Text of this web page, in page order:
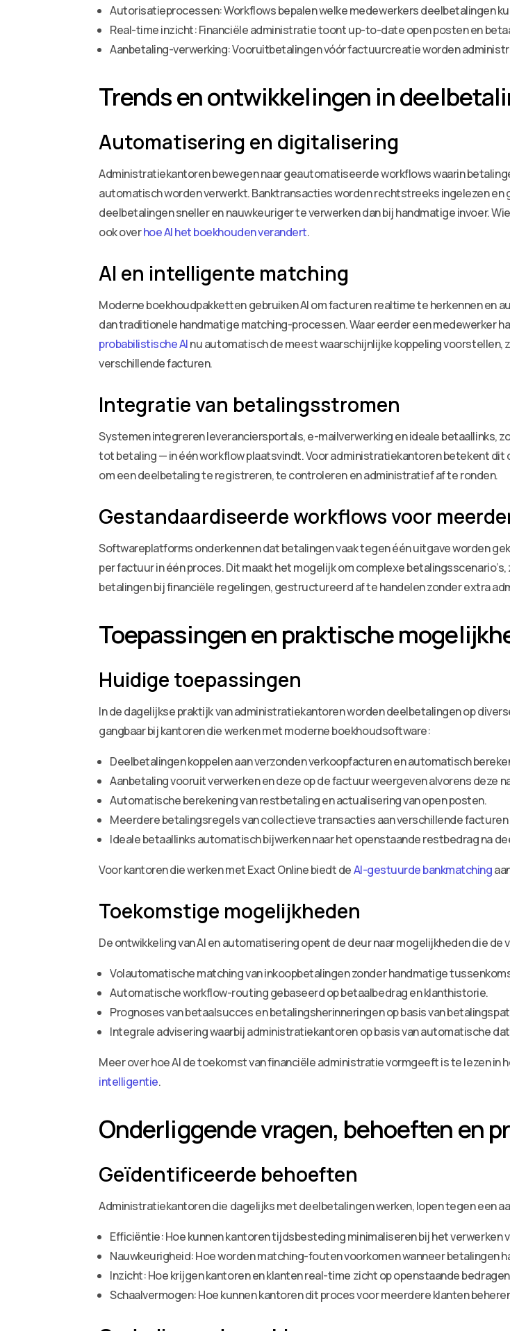
Autorisatieprocessen: Workflows bepalen welke medewerkers deelbetalingen
Real-time inzicht: Financiële administratie toont up-to-date open posten en
Aanbetaling-verwerking: Vooruitbetalingen vóór factuurcreatie worden
Trends en ontwikkelingen in
Automatisering en digitalisering
Administratiekantoren bewegen naar geautomatiseerde workflows waarin
automatisch worden verwerkt. Banktransacties worden rechtstreeks ingelezen
deelbetalingen sneller en nauwkeuriger te verwerken dan bij handmatige invoer.
ook overhoe AI het boekhouden verandert.
AI en intelligente matching
Moderne boekhoudpakketten gebruiken AI om facturen realtime te herkennen en
dan traditionele handmatige matching-processen. Waar eerder een medewerker
probabilistische AInu automatisch de meest waarschijnlijke koppeling
verschillende facturen.
Integratie van betalingsstromen
Systemen integreren leveranciersportals, e-mailverwerking en ideale betaallinks,
tot betaling — in één workflow plaatsvindt. Voor administratiekantoren betekent
om een deelbetaling te registreren, te controleren en administratief af te ronden.
Gestandaardiseerde workflows voor
Softwareplatforms onderkennen dat betalingen vaak tegen één uitgave worden
per factuur in één proces. Dit maakt het mogelijk om complexe
betalingen bij financiële regelingen, gestructureerd af te handelen zonder extra
Toepassingen en praktische
Huidige toepassingen
In de dagelijkse praktijk van administratiekantoren worden deelbetalingen op
gangbaar bij kantoren die werken met moderne boekhoudsoftware:
Deelbetalingen koppelen aan verzonden verkoopfacturen en automatisch
Aanbetaling vooruit verwerken en deze op de factuur weergeven alvorens deze
Automatische berekening van restbetaling en actualisering van open posten.
Meerdere betalingsregels van collectieve transacties aan verschillende facturen
Ideale betaallinks automatisch bijwerken naar het openstaande restbedrag na
Voor kantoren die werken met Exact Online biedt deAI-gestuurde bankmatching
Toekomstige mogelijkheden
De ontwikkeling van AI en automatisering opent de deur naar mogelijkheden die
Volautomatische matching van inkoopbetalingen zonder handmatige
Automatische workflow-routing gebaseerd op betaalbedrag en klanthistorie.
Prognoses van betaalsucces en betalingsherinneringen op basis van
Integrale advisering waarbij administratiekantoren op basis van automatische
Meer over hoe AI de toekomst van financiële administratie vormgeeft is te lezen in
intelligentie.
Onderliggende vragen, behoeften en
Geïdentificeerde behoeften
Administratiekantoren die dagelijks met deelbetalingen werken, lopen tegen een
Efficiëntie: Hoe kunnen kantoren tijdsbesteding minimaliseren bij het verwerken
Nauwkeurigheid: Hoe worden matching-fouten voorkomen wanneer betalingen
Inzicht: Hoe krijgen kantoren en klanten real-time zicht op openstaande
Schaalvermogen: Hoe kunnen kantoren dit proces voor meerdere klanten